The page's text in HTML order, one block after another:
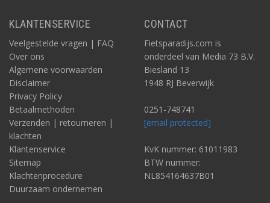
KLANTENSERVICE
Veelgestelde vragen | FAQ
Over ons
Algemene voorwaarden
Disclaimer
Privacy Policy
Betaalmethoden
Verzenden | retourneren |
klachten
Klantenservice
Sitemap
Klachtenprocedure
Duurzaam ondernemen
CONTACT
Fietsparadijs.com is
onderdeel van Media 73 B.V.
Biesland 13
1948 RJ Beverwijk
0251-748741
[email protected]
KvK nummer: 61011983
BTW nummer:
NL854164637B01